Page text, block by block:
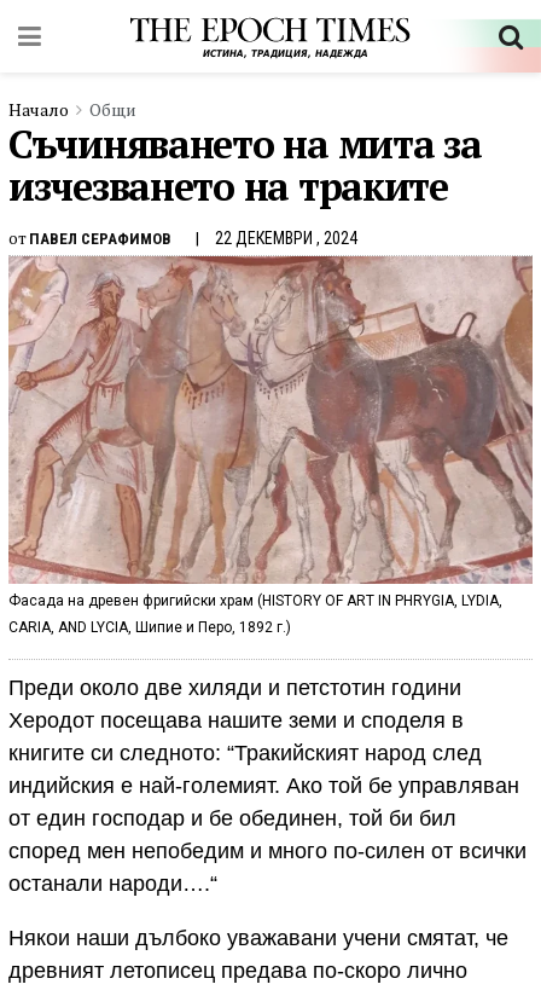
Начало Общи
Съчиняването на мита за
изчезването на траките
от ПАВЕЛ СЕРАФИМОВ 22 ДЕКЕМВРИ , 2024
Фасада на древен фригийски храм (HISTORY OF ART IN PHRYGIA, LYDIA,
CARIA, AND LYCIA, Шипие и Перо, 1892 г.)
Преди около две хиляди и петстотин години
Херодот посещава нашите земи и споделя в
книгите си следното: “Тракийският народ след
индийския е най-големият. Ако той бе управляван
от един господар и бе обединен, той би бил
според мен непобедим и много по-силен от всички
останали народи….“
Някои наши дълбоко уважавани учени смятат, че
древният летописец предава по-скоро лично